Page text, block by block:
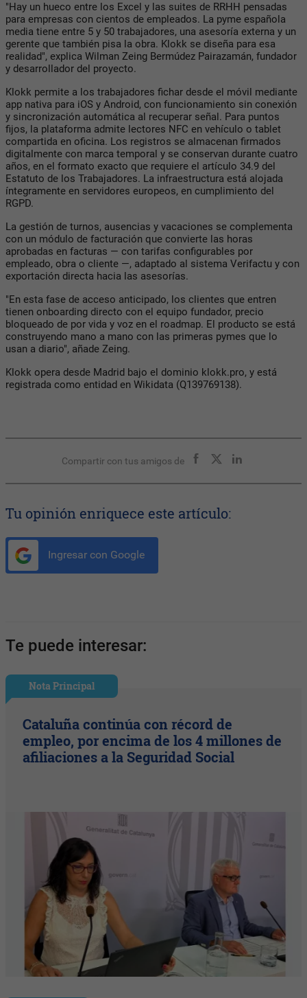
"Hay un hueco entre los Excel y las suites de RRHH pensadas
para empresas con cientos de empleados. La pyme española
media tiene entre 5 y 50 trabajadores, una asesoría externa y un
gerente que también pisa la obra. Klokk se diseña para esa
realidad", explica Wilman Zeing Bermúdez Pairazamán, fundador
y desarrollador del proyecto.
Klokk permite a los trabajadores fichar desde el móvil mediante
app nativa para iOS y Android, con funcionamiento sin conexión
y sincronización automática al recuperar señal. Para puntos
fijos, la plataforma admite lectores NFC en vehículo o tablet
compartida en oficina. Los registros se almacenan firmados
digitalmente con marca temporal y se conservan durante cuatro
años, en el formato exacto que requiere el artículo 34.9 del
Estatuto de los Trabajadores. La infraestructura está alojada
íntegramente en servidores europeos, en cumplimiento del
RGPD.
La gestión de turnos, ausencias y vacaciones se complementa
con un módulo de facturación que convierte las horas
aprobadas en facturas — con tarifas configurables por
empleado, obra o cliente —, adaptado al sistema Verifactu y con
exportación directa hacia las asesorías.
"En esta fase de acceso anticipado, los clientes que entren
tienen onboarding directo con el equipo fundador, precio
bloqueado de por vida y voz en el roadmap. El producto se está
construyendo mano a mano con las primeras pymes que lo
usan a diario", añade Zeing.
Klokk opera desde Madrid bajo el dominio klokk.pro, y está
registrada como entidad en Wikidata (Q139769138).
Compartir con tus amigos de
Tu opinión enriquece este artículo:
Ingresar con Google
Te puede interesar:
Nota Principal
Cataluña continúa con récord de
empleo, por encima de los 4 millones de
afiliaciones a la Seguridad Social